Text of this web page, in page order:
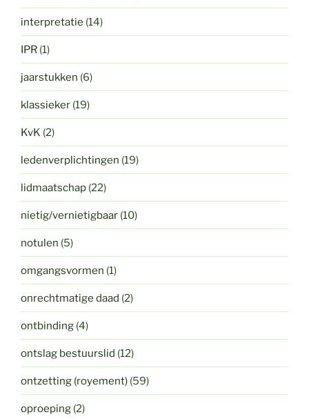
interpretatie (14)
IPR (1)
jaarstukken (6)
klassieker (19)
KvK (2)
ledenverplichtingen (19)
lidmaatschap (22)
nietig/vernietigbaar (10)
notulen (5)
omgangsvormen (1)
onrechtmatige daad (2)
ontbinding (4)
ontslag bestuurslid (12)
ontzetting (royement) (59)
oproeping (2)